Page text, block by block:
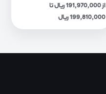
از 191,970,000 ریال تا
199,810,000 ریال